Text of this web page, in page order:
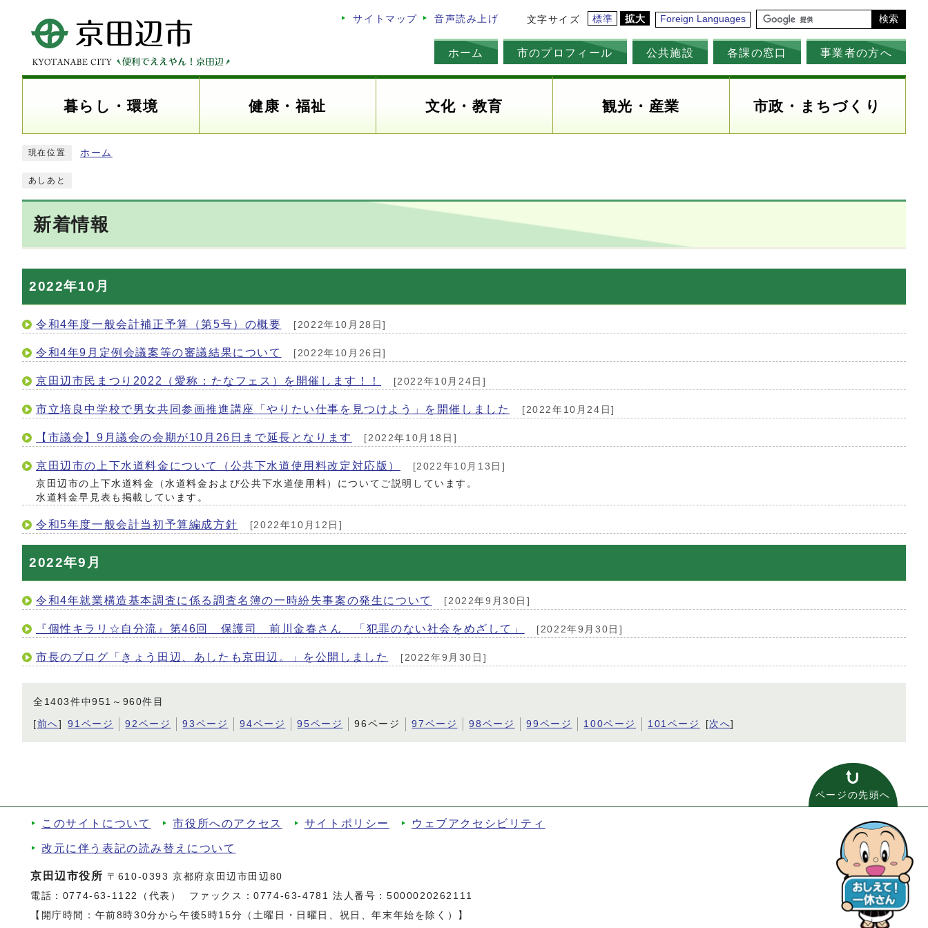
サイトマップ 音声読み上げ 文字サイズ 標準 拡大 Foreign Languages 検索
ホーム 市のプロフィール 公共施設 各課の窓口 事業者の方へ
暮らし・環境 健康・福祉 文化・教育 観光・産業 市政・まちづくり
現在位置 ホーム
あしあと
新着情報
2022年10月
令和4年度一般会計補正予算（第5号）の概要 [2022年10月28日]
令和4年9月定例会議案等の審議結果について [2022年10月26日]
京田辺市民まつり2022（愛称：たなフェス）を開催します！！ [2022年10月24日]
市立培良中学校で男女共同参画推進講座「やりたい仕事を見つけよう」を開催しました [2022年10月24日]
【市議会】9月議会の会期が10月26日まで延長となります [2022年10月18日]
京田辺市の上下水道料金について（公共下水道使用料改定対応版）
[2022年10月13日]
京田辺市の上下水道料金（水道料金および公共下水道使用料）についてご説明しています。
水道料金早見表も掲載しています。
令和5年度一般会計当初予算編成方針 [2022年10月12日]
2022年9月
令和4年就業構造基本調査に係る調査名簿の一時紛失事案の発生について [2022年9月30日]
『個性キラリ☆自分流』第46回 保護司 前川金春さん 「犯罪のない社会をめざして」 [2022年9月30日]
市長のブログ「きょう田辺、あしたも京田辺。」を公開しました [2022年9月30日]
全1403件中951～960件目
[前へ] 91ページ 92ページ 93ページ 94ページ 95ページ 96ページ 97ページ 98ページ 99ページ 100ページ 101ページ [次へ]
ページの先頭へ
このサイトについて 市役所へのアクセス サイトポリシー ウェブアクセシビリティ
改元に伴う表記の読み替えについて
京田辺市役所 〒610-0393 京都府京田辺市田辺80
電話： 0774-63-1122（代表）
ファックス：0774-63-4781 法人番号：5000020262111
【開庁時間：午前8時30分から午後5時15分（土曜日・日曜日、祝日、年末年始を除く）】